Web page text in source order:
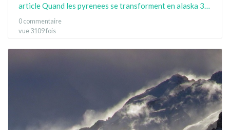
article Quand les pyrenees se transforment en alaska 3-15 02
0 commentaire
vue 3109 fois